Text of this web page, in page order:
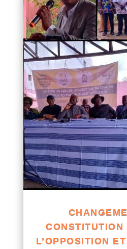
CONSTITUTION
L’OPPOSITION